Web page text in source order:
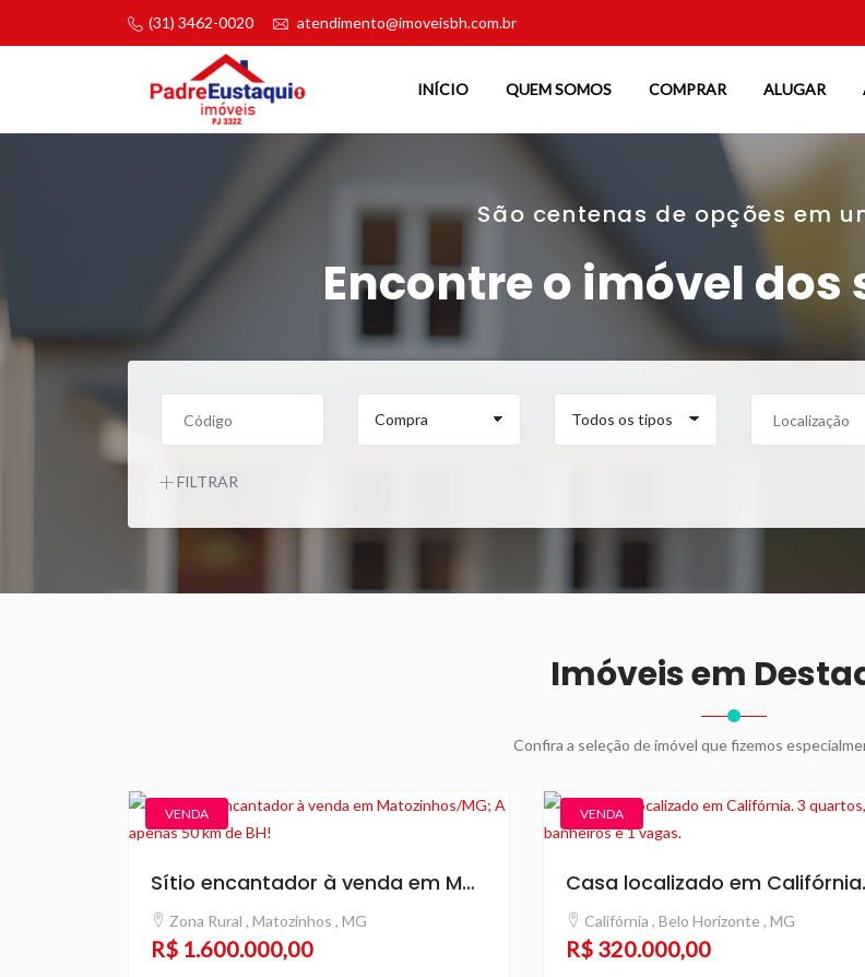
(31) 3462-0020 atendimento@imoveisbh.com.br
INÍCIO QUEM SOMOS COMPRAR ALUGAR
São centenas de opções em
Encontre o imóvel dos
FILTRAR
Imóveis em
Confira a seleção de imóvel que fizemos
VENDA
Sítio encantador à venda em Matozinhos/MG; A apenas 50 km de BH!
Zona Rural , Matozinhos , MG
R$ 1.600.000,00
VENDA
Califórnia , Belo Horizonte , MG
R$ 320.000,00